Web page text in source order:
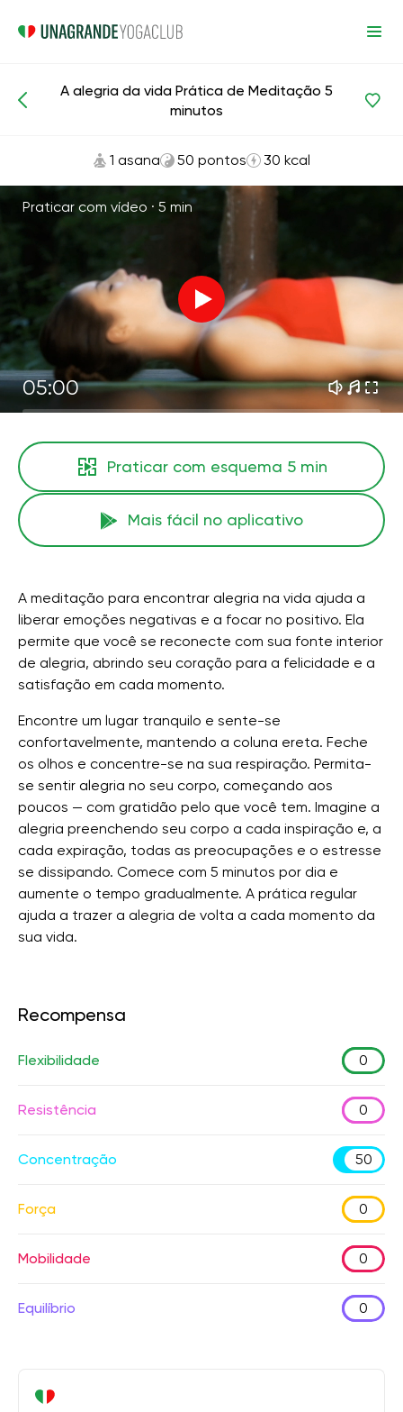
Meditação e respiração Felicidade
A alegria da vida Prática de Meditação 5
minutos
1 asana 50 pontos 30 kcal
Praticar com vídeo · 5 min
05:00
Praticar com esquema 5 min
Mais fácil no aplicativo
A meditação para encontrar alegria na vida ajuda a
liberar emoções negativas e a focar no positivo. Ela
permite que você se reconecte com sua fonte interior
de alegria, abrindo seu coração para a felicidade e a
satisfação em cada momento.
Encontre um lugar tranquilo e sente-se
confortavelmente, mantendo a coluna ereta. Feche
os olhos e concentre-se na sua respiração. Permita-
se sentir alegria no seu corpo, começando aos
poucos — com gratidão pelo que você tem. Imagine a
alegria preenchendo seu corpo a cada inspiração e, a
cada expiração, todas as preocupações e o estresse
se dissipando. Comece com 5 minutos por dia e
aumente o tempo gradualmente. A prática regular
ajuda a trazer a alegria de volta a cada momento da
sua vida.
Recompensa
Flexibilidade 0
Resistência 0
Concentração 50
Força 0
Mobilidade 0
Equilíbrio 0